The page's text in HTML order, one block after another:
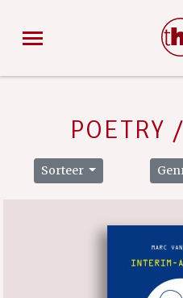
Sorteer